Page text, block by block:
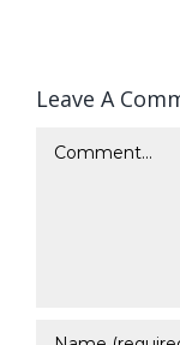
Leave A
Comment